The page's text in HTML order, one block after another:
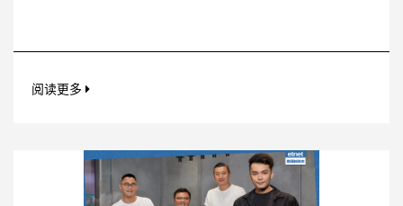
阅读更多